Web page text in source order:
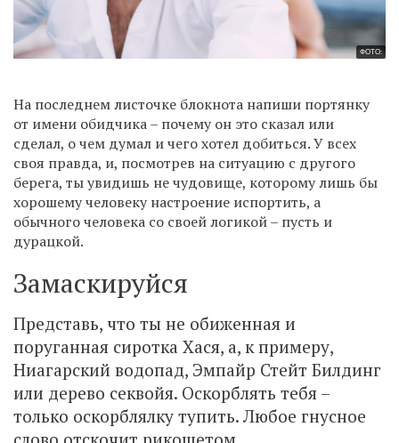
ФОТО:
На последнем листочке блокнота напиши портянку
от имени обидчика – почему он это сказал или
сделал, о чем думал и чего хотел добиться. У всех
своя правда, и, посмотрев на ситуацию с другого
берега, ты увидишь не чудовище, которому лишь бы
хорошему человеку настроение испортить, а
обычного человека со своей логикой – пусть и
дурацкой.
Замаскируйся
Представь, что ты не обиженная и
поруганная сиротка Хася, а, к примеру,
Ниагарский водопад, Эмпайр Стейт Билдинг
или дерево секвойя. Оскорблять тебя –
только оскорблялку тупить. Любое гнусное